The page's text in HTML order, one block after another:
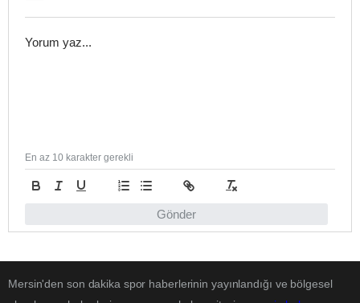
Gönder
En az 10 karakter gerekli
Mersin'den son dakika spor haberlerinin yayınlandığı ve bölgesel